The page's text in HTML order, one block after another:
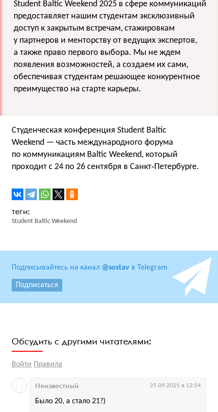
Student Baltic Weekend 2025 в сфере коммуникаций
предоставляет нашим студентам эксклюзивный
доступ к закрытым встречам, стажировкам
у партнеров и менторству от ведущих экспертов,
а также право первого выбора. Мы не ждем
появления возможностей, а создаем их сами,
обеспечивая студентам решающее конкурентное
преимущество на старте карьеры.
Студенческая конференция Student Baltic
Weekend — часть международного форума
по коммуникациям Baltic Weekend, который
проходит с 24 по 26 сентября в Санкт‑Петербурге.
Student Baltic Weekend
Подписывайтесь на канал @sostav в Telegram
Подписаться
Обсудить с другими читателями:
Войти Правила
Было 20, а стало 21?)
Неизвестный 25.09.2025 в 12:54